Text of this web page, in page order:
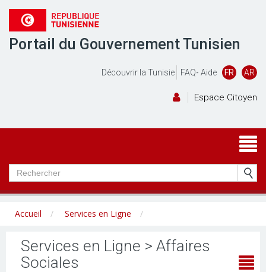
Portail du Gouvernement Tunisien
Découvrir la Tunisie FAQ- Aide FR AR
Espace Citoyen
Accueil Services en Ligne
Services en Ligne > Affaires
Sociales